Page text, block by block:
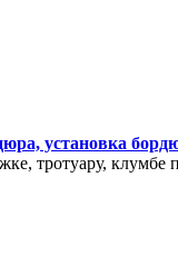
установка
тротуару,